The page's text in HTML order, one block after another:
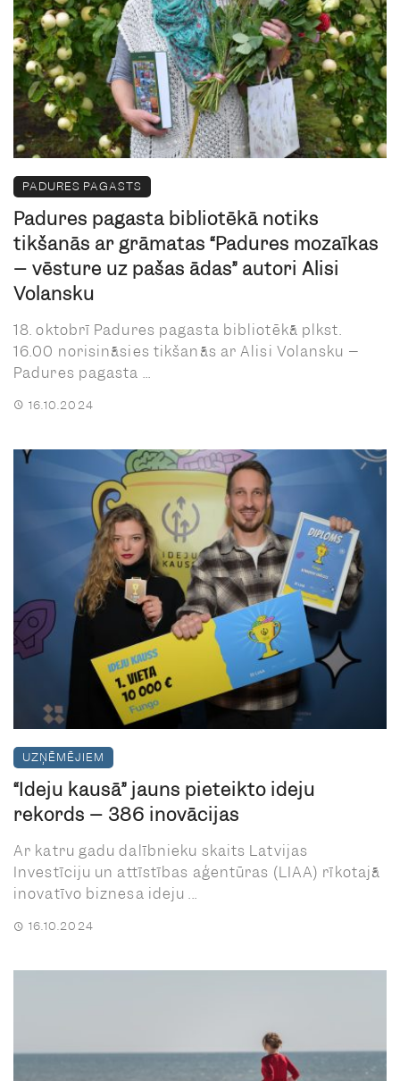
PADURES PAGASTS
Padures pagasta bibliotēkā notiks
tikšanās ar grāmatas “Padures mozaīkas
– vēsture uz pašas ādas” autori Alisi
Volansku
18. oktobrī Padures pagasta bibliotēkā plkst.
16.00 norisināsies tikšanās ar Alisi Volansku –
Padures pagasta ...
16.10.2024
UZŅĒMĒJIEM
“Ideju kausā” jauns pieteikto ideju
rekords – 386 inovācijas
Ar katru gadu dalībnieku skaits Latvijas
Investīciju un attīstības aģentūras (LIAA) rīkotajā
inovatīvo biznesa ideju ...
16.10.2024